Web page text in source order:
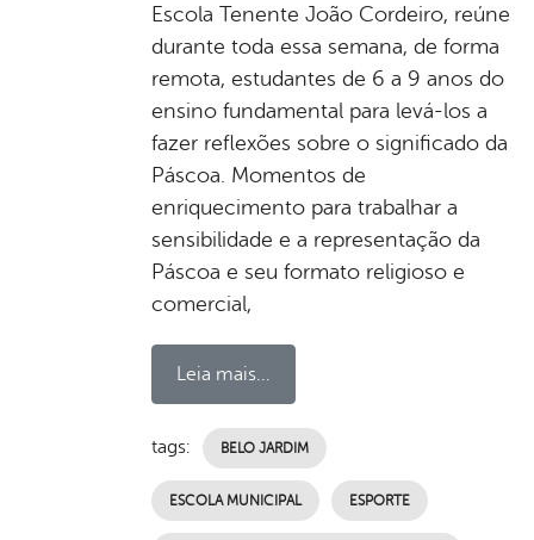
Escola Tenente João Cordeiro, reúne
durante toda essa semana, de forma
remota, estudantes de 6 a 9 anos do
ensino fundamental para levá-los a
fazer reflexões sobre o significado da
Páscoa. Momentos de
enriquecimento para trabalhar a
sensibilidade e a representação da
Páscoa e seu formato religioso e
comercial,
Leia mais...
tags: BELO JARDIM
ESCOLA MUNICIPAL ESPORTE